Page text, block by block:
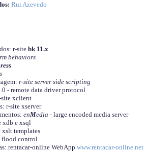
Rui Azevedo
r-site bk 11.x
behaviors
r-site server side scripting
- remote data driver protocol
site xclient
r-site xserver
enMedia - large encoded media server
xdb e xsql
xslt templates
flood control
rentacar-online WebApp www.rentacar-online.net